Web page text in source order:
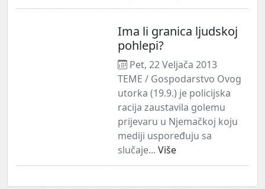
Ima li granica ljudskoj
pohlepi?
Pet, 22 Veljača 2013
TEME / Gospodarstvo Ovog
utorka (19.9.) je policijska
racija zaustavila golemu
prijevaru u Njemačkoj koju
mediji uspoređuju sa
slučaje... Više